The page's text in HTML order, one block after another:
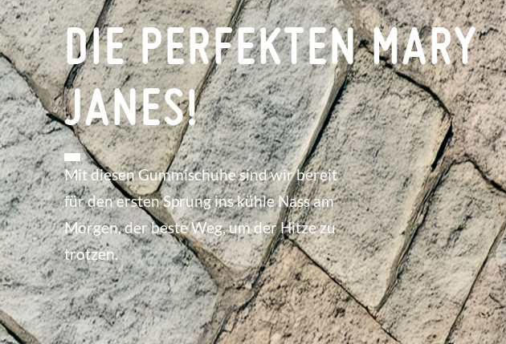
DIE PERFEKTEN MARY
JANES!
Mit diesen Gummischuhe sind wir bereit
für den ersten Sprung ins kühle Nass am
Morgen, der beste Weg, um der Hitze zu
trotzen.